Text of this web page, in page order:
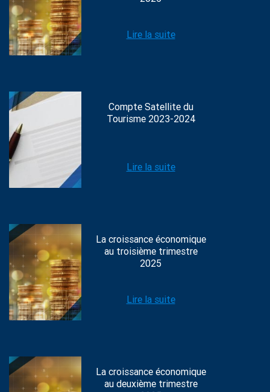
Lire la suite
Compte Satellite du
Tourisme 2023-2024
Lire la suite
La croissance économique
au troisième trimestre
2025
Lire la suite
La croissance économique
au deuxième trimestre